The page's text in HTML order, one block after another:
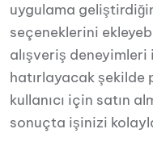
uygulama
seçeneklerini
alışveriş
hatırlayacak
kullanıcı için satın
sonuçta işinizi